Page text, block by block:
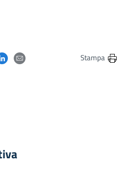
questa pagina su Facebook
questa pagina su Twitter
Condividi questa pagina su Linkedin
Condividi questa pagina via
Stampa